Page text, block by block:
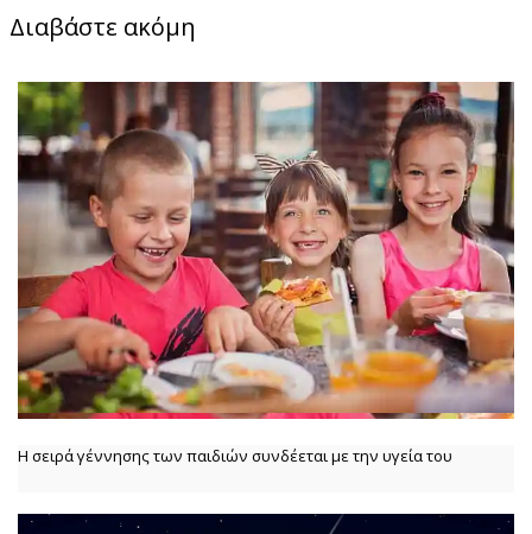
Διαβάστε ακόμη
Η σειρά γέννησης των παιδιών συνδέεται με την υγεία του